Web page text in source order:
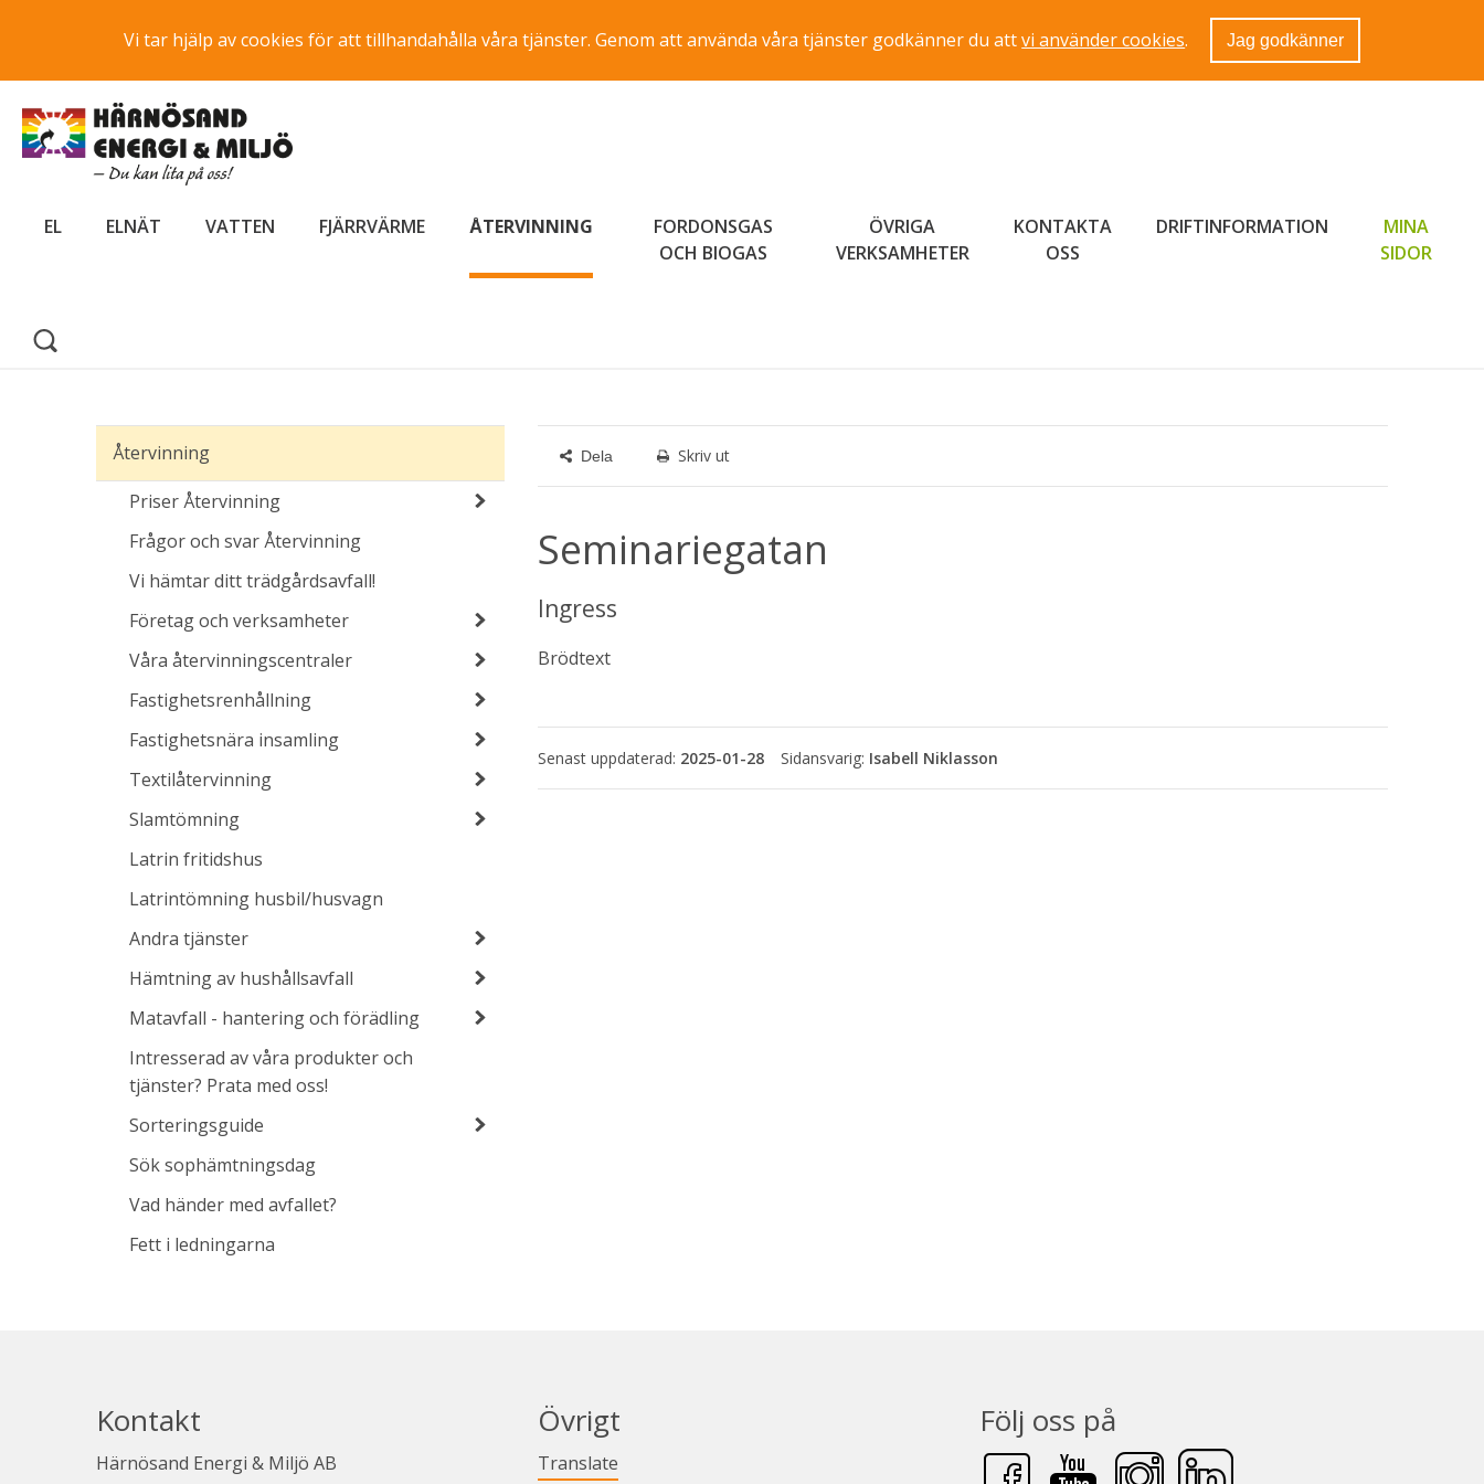
Vi tar hjälp av cookies för att tillhandahålla våra tjänster. Genom att använda våra tjänster godkänner du attvi använder cookies. Jag godkänner
EL ELNÄT VATTEN FJÄRRVÄRME ÅTERVINNING
FORDONSGAS
OCH BIOGAS
ÖVRIGA
VERKSAMHETER
KONTAKTA
OSS
DRIFTINFORMATION
MINA
SIDOR
Återvinning
Priser Återvinning
Frågor och svar Återvinning
Vi hämtar ditt trädgårdsavfall!
Företag och verksamheter
Våra återvinningscentraler
Fastighetsrenhållning
Fastighetsnära insamling
Textilåtervinning
Slamtömning
Latrin fritidshus
Latrintömning husbil/husvagn
Andra tjänster
Hämtning av hushållsavfall
Matavfall - hantering och förädling
Intresserad av våra produkter och
tjänster? Prata med oss!
Sorteringsguide
Sök sophämtningsdag
Vad händer med avfallet?
Fett i ledningarna
Dela Skriv ut
Seminariegatan
Ingress
Brödtext
Senast uppdaterad: 2025-01-28 Isabell Niklasson
Kontakt
Härnösand Energi & Miljö AB
Övrigt
Translate
Följ oss på